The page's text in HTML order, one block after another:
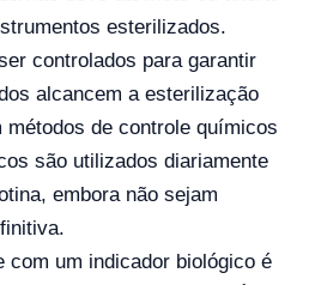
esterilizados.
controlados para garantir
alcancem a esterilização
de controle químicos
são utilizados diariamente
embora não sejam
com um indicador biológico é